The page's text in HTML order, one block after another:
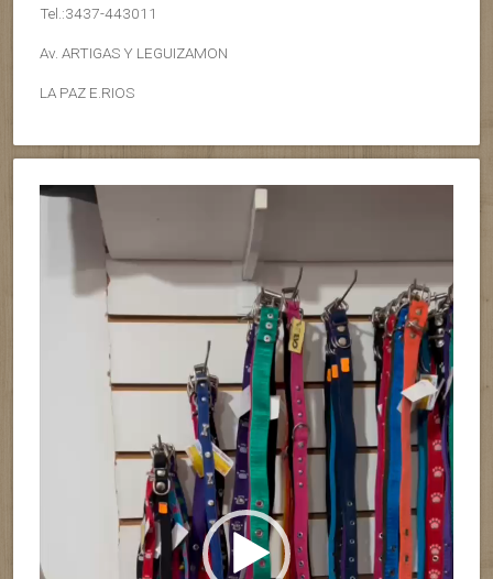
Tel.:3437-443011
Av. ARTIGAS Y LEGUIZAMON
LA PAZ E.RIOS
Reproductor